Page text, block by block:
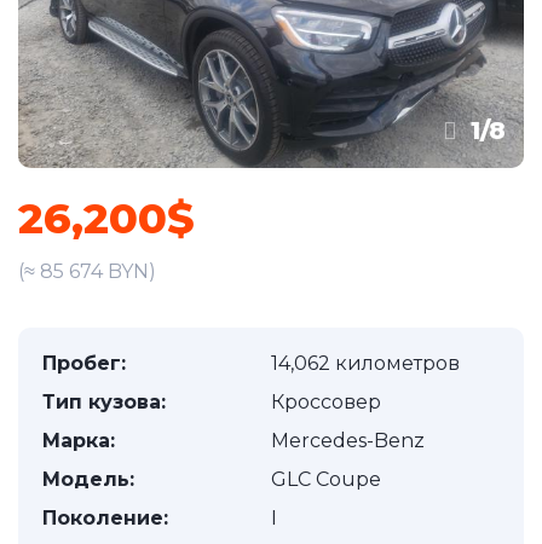
1/8
26,200$
(≈ 85 674 BYN)
Пробег:
14,062 километров
Тип кузова:
Кроссовер
Марка:
Mercedes-Benz
Модель:
GLC Coupe
Поколение:
I